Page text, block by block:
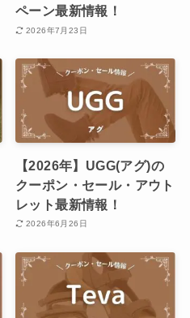
ペーン最新情報！
2026年7月23日
【2026年】UGG(アグ)の
クーポン・セール・アウト
レット最新情報！
2026年6月26日